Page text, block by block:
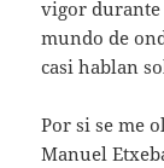
vigor durante
mundo de
casi hablan
Por si se me
Manuel